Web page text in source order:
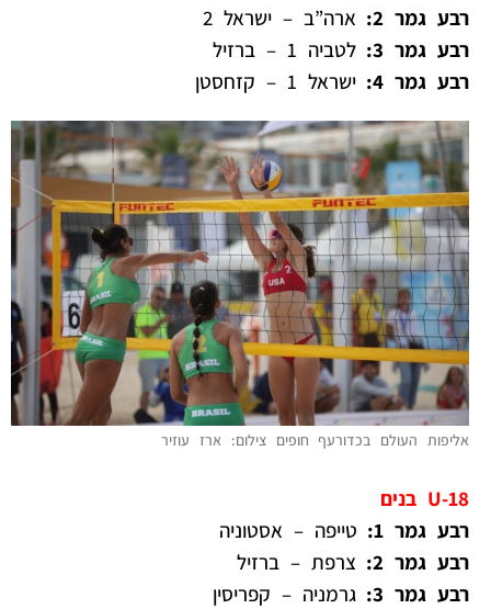
רבע גמר 2:
ארה”ב – ישראל 2
רבע גמר 3:
לטביה 1 – ברזיל
רבע גמר 4:
ישראל 1 – קזחסטן
אליפות העולם בכדורעף חופים צילום: ארז עוזיר
U-18 בנים
רבע גמר 1:
טייפה – אסטוניה
רבע גמר 2:
צרפת – ברזיל
רבע גמר 3:
גרמניה – קפריסין